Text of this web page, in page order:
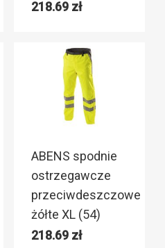
218.69 zł
ABENS spodnie
ostrzegawcze
przeciwdeszczowe
żółte XL (54)
218.69 zł